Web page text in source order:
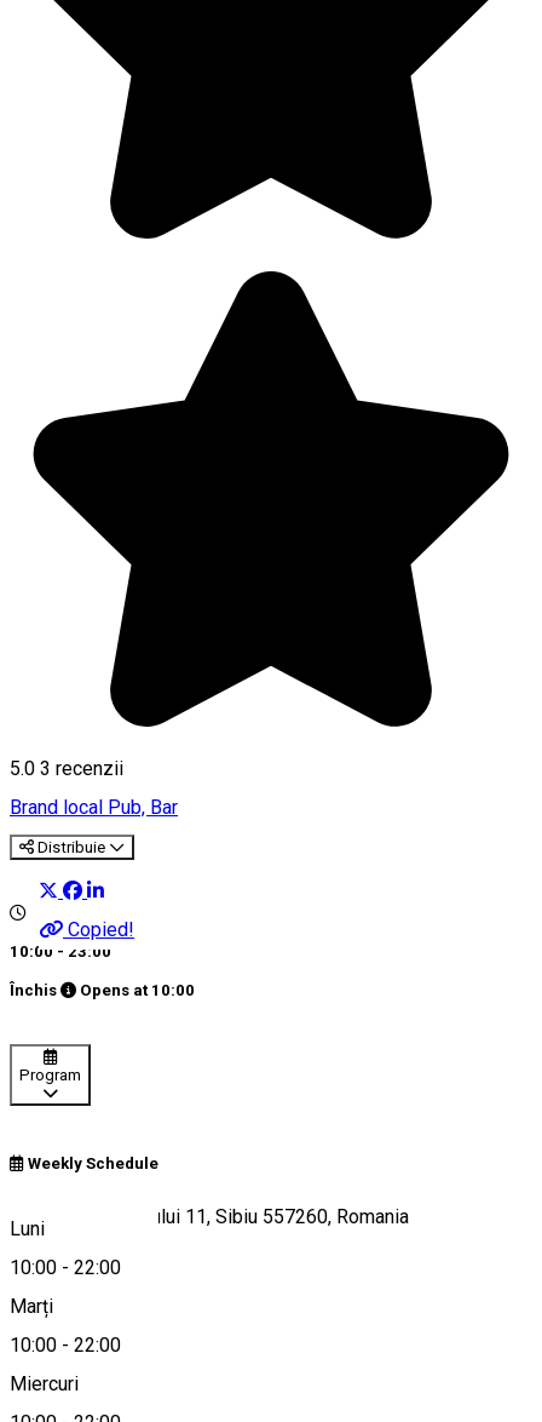
5.0 3 recenzii
Brand local Pub, Bar
Distribuie
Copied!
10:00 - 23:00
Închis Opens at 10:00
Program
Weekly Schedule
Luni
10:00 - 22:00
Marți
10:00 - 22:00
Miercuri
Strada Târgul Vinului 11, Sibiu 557260, Romania
Hartă